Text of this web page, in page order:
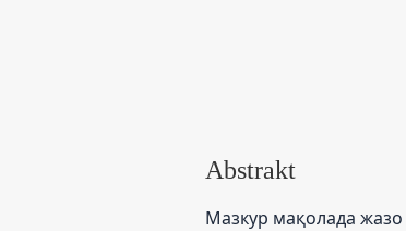
Abstrakt
Мазкур мақолада